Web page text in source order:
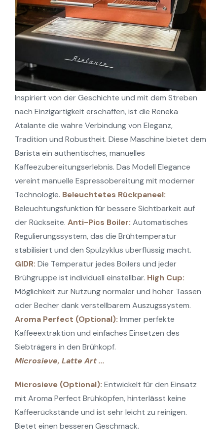
Inspiriert von der Geschichte und mit dem Streben
nach Einzigartigkeit erschaffen, ist die Reneka
Atalante die wahre Verbindung von Eleganz,
Tradition und Robustheit. Diese Maschine bietet dem
Barista ein authentisches, manuelles
Kaffeezubereitungserlebnis. Das Modell Elegance
vereint manuelle Espressobereitung mit moderner
Technologie. Beleuchtetes Rückpaneel:
Beleuchtungsfunktion für bessere Sichtbarkeit auf
der Rückseite. Anti-Pics Boiler: Automatisches
Regulierungssystem, das die Brühtemperatur
stabilisiert und den Spülzyklus überflüssig macht.
GIDR: Die Temperatur jedes Boilers und jeder
Brühgruppe ist individuell einstellbar. High Cup:
Möglichkeit zur Nutzung normaler und hoher Tassen
oder Becher dank verstellbarem Auszugssystem.
Aroma Perfect (Optional): Immer perfekte
Kaffeeextraktion und einfaches Einsetzen des
Siebträgers in den Brühkopf.
Microsieve, Latte Art ...
Microsieve (Optional): Entwickelt für den Einsatz
mit Aroma Perfect Brühköpfen, hinterlässt keine
Kaffeerückstände und ist sehr leicht zu reinigen.
Bietet einen besseren Geschmack.